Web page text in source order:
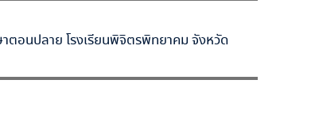
ตอนปลาย โรงเรียนพิจิตรพิทยาคม จังหวัด